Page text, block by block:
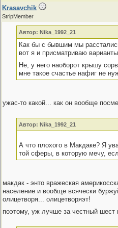
Krasavchik
StripMember
Автор: Nika_1992_21
Как бы с бывшим мы
вот я и присматриваю
Не, у него наоборот крышу
мне такое счастье нафиг не
ужас-то какой... как он вообще
Автор: Nika_1992_21
А что плохого в Макдаке? Я
той сферы, в которую мечу,
макдак - энто вражеская
население и вообще всячески
олицетворя... олицетворяэт!
поэтому, уж лучше за честный шест